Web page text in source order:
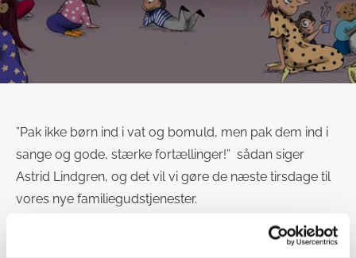
”Pak ikke børn ind i vat og bomuld, men pak dem ind i
sange og gode, stærke fortællinger!” sådan siger
Astrid Lindgren, og det vil vi gøre de næste tirsdage til
vores nye familiegudstjenester.
Vi folder Lindgrens velkendte og elskelige fortællinger
ud for børn og voksne, og sammen med brødrene